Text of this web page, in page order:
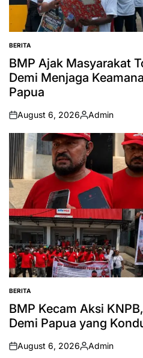
POSTED
IN
BERITA
BMP Ajak Masyarakat
Demi Menjaga
Papua
on
August 6, 2026
Posted
by
Admin
POSTED
IN
BERITA
BMP Kecam Aksi
Demi Papua yang
on
August 6, 2026
Posted
Admin